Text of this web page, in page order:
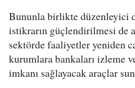
Bununla birlikte düzenleyici
istikrarın güçlendirilmesi de
sektörde faaliyetler yeniden
kurumlara bankaları izleme
imkanı sağlayacak araçlar